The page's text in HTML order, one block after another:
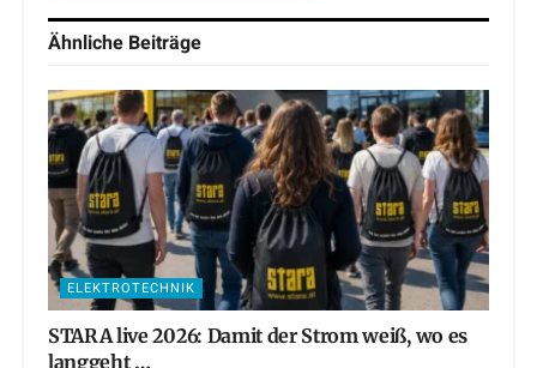
Ähnliche Beiträge
ELEKTROTECHNIK
STARA live 2026: Damit der Strom weiß, wo es
langgeht …